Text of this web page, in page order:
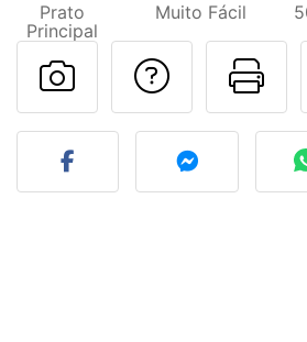
Prato
Principal
Muito Fácil
Falar
Fez esta